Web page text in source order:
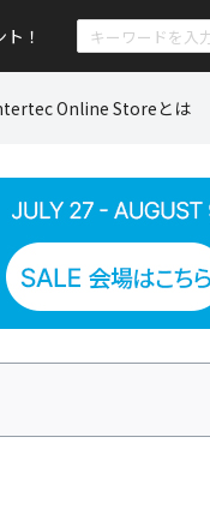
！
Online Storeとは